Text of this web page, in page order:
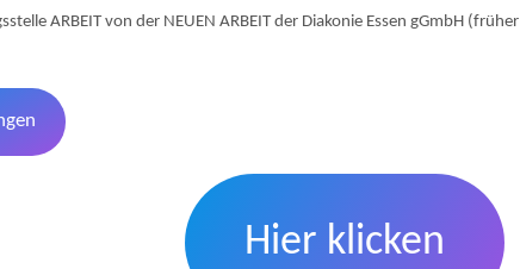
ARBEIT von der NEUEN ARBEIT der Diakonie Essen gGmbH (früher
Hier klicken